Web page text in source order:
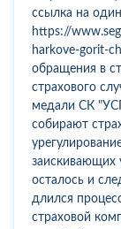
ссылка на
https://
harkove-gorit-
обращения в
страхового
медали СК
собирают
заискивающих
осталось и
длился
страховой